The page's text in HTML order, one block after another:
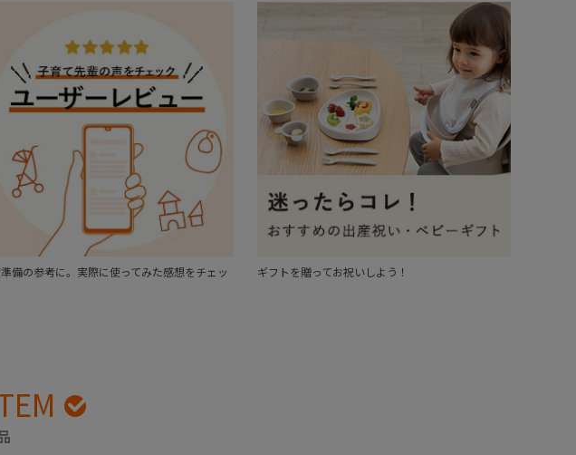
備の参考に。実際に使ってみた感想をチェッ
ギフトを贈ってお祝いしよう！